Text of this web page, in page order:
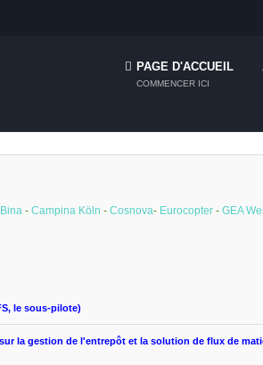
PAGE D'ACCUEIL
COMMENCER ICI
Bina - Campina Köln - Cosnova- Eurocopter - GEA
le sous-pilote)
la gestion de l'entrepôt et la solution de flux de